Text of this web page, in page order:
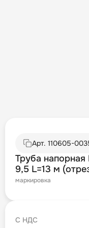
Арт. 110605-
Труба
9,5 L=13 м
маркировка
С НДС